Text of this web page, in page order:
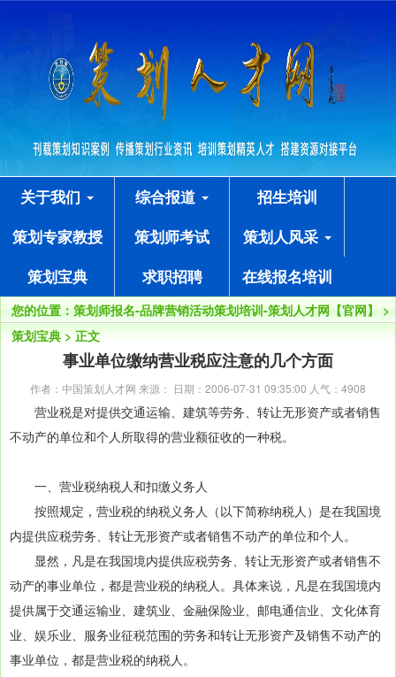
关于我们 综合报道
招生培训
策划专家教授
策划师考试
策划人风采
策划宝典
求职招聘 在线报名培训
您的位置： 策划师报名-品牌营销活动策划培训-策划人才网【官网】
>
策划宝典 > 正文
事业单位缴纳营业税应注意的几个方面
作者：中国策划人才网 来源： 日期：2006-07-31 09:35:00 人气： 4908
营业税是对提供交通运输、建筑等劳务、转让无形资产或者销售
不动产的单位和个人所取得的营业额征收的一种税。
一、营业税纳税人和扣缴义务人
按照规定，营业税的纳税义务人（以下简称纳税人）是在我国境
内提供应税劳务、转让无形资产或者销售不动产的单位和个人。
显然，凡是在我国境内提供应税劳务、转让无形资产或者销售不
动产的事业单位，都是营业税的纳税人。具体来说，凡是在我国境内
提供属于交通运输业、建筑业、金融保险业、邮电通信业、文化体育
业、娱乐业、服务业征税范围的劳务和转让无形资产及销售不动产的
事业单位，都是营业税的纳税人。